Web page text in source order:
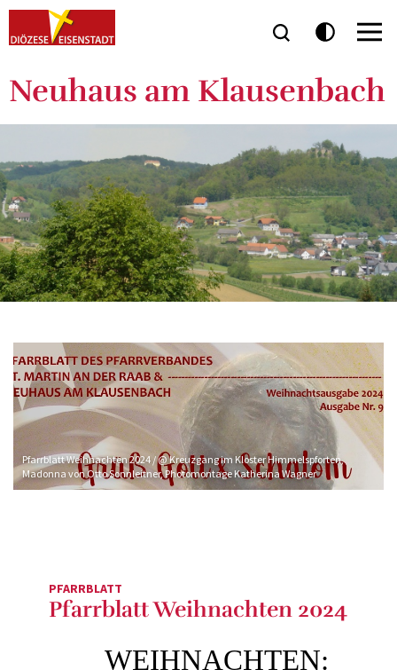
Neuhaus am Klausenbach
Pfarrblatt Weihnachten 2024 / @ Kreuzgang im Kloster Himmelspforten,
Madonna von Otto Sonnleitner, Photomontage Katherina Wagner
PFARRBLATT
Pfarrblatt Weihnachten 2024
WEIHNACHTEN: